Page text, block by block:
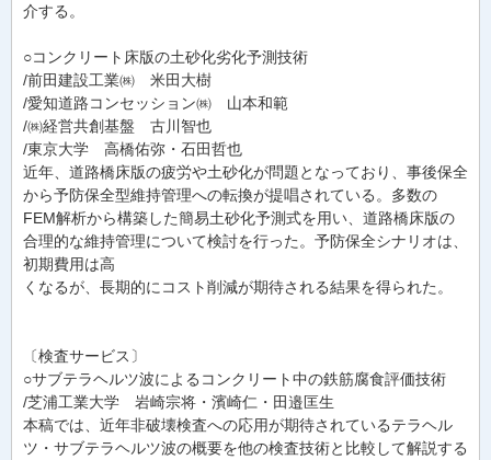
介する。
○コンクリート床版の土砂化劣化予測技術
/前田建設工業㈱ 米田大樹
/愛知道路コンセッション㈱ 山本和範
/㈱経営共創基盤 古川智也
/東京大学 高橋佑弥・石田哲也
近年、道路橋床版の疲労や土砂化が問題となっており、事後保全
から予防保全型維持管理への転換が提唱されている。多数の
FEM解析から構築した簡易土砂化予測式を用い、道路橋床版の
合理的な維持管理について検討を行った。予防保全シナリオは、
初期費用は高
くなるが、長期的にコスト削減が期待される結果を得られた。
〔検査サービス〕
○サブテラヘルツ波によるコンクリート中の鉄筋腐食評価技術
/芝浦工業大学 岩崎宗将・濱崎仁・田邉匡生
本稿では、近年非破壊検査への応用が期待されているテラヘル
ツ・サブテラヘルツ波の概要を他の検査技術と比較して解説する